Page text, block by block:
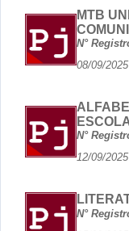
MTB
N°
08/09/
N°
12/09/
N°